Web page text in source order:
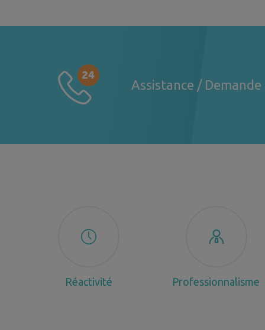
Assistance /
Réactivité Professionnalisme